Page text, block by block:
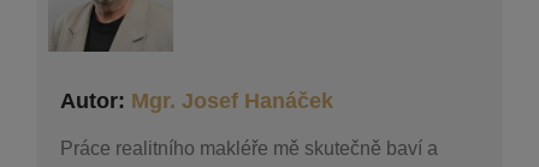
Autor: Mgr. Josef Hanáček
Práce realitního makléře mě skutečně baví a